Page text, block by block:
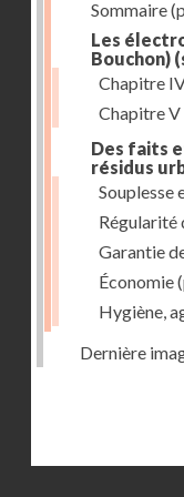
Sommaire
Les
Bouchon)
Chapitre
Chapitre V
Des faits
résidus
Souplesse
Régularité
Garantie
Économie
Hygiène,
Dernière